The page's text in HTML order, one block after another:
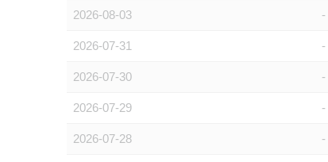
2026-08-03 -
2026-07-31 -
2026-07-30 -
2026-07-29 -
2026-07-28 -